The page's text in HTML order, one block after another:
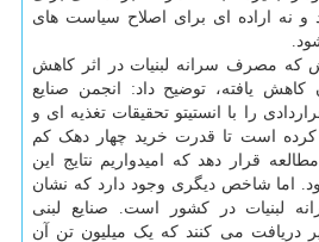
و نه اراده ای برای اصلاح سیاست های
که مصرف سرانه لبنیات در اثر کاهش
یافته، توضیح داد: انجمن صنایع
را با انستیتو تحقیقات تغذیه ای و
کرده است تا قدرت خرید چهار دهک کم
قرار دهد که امیدواریم نتایج این
اما شاخص دیگری وجود دارد که نشان
لبنیات در کشور است. صنایع لبنی
تن شیر دریافت می کنند که یک میلیون تن آن